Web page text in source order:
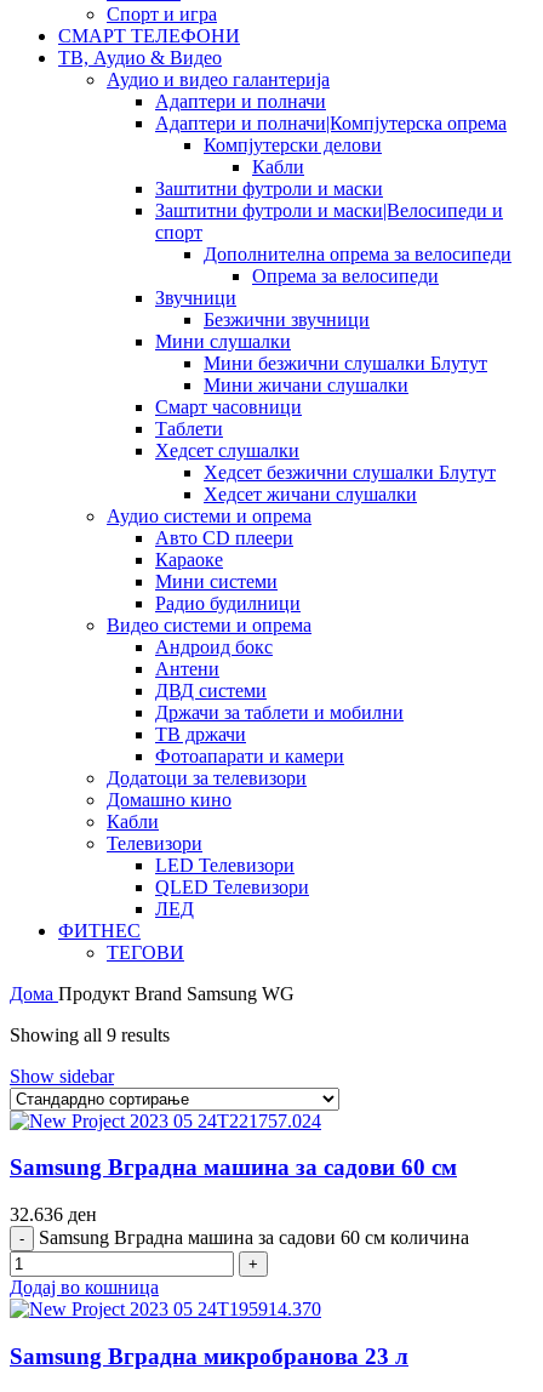
Спорт и игра
СМАРТ ТЕЛЕФОНИ
ТВ, Аудио & Видео
Аудио и видео галантерија
Адаптери и полначи
Адаптери и полначи|Компјутерска опрема
Компјутерски делови
Кабли
Заштитни футроли и маски
Заштитни футроли и маски|Велосипеди и
спорт
Дополнителна опрема за велосипеди
Опрема за велосипеди
Звучници
Безжични звучници
Мини слушалки
Мини безжични слушалки Блутут
Мини жичани слушалки
Смарт часовници
Таблети
Хедсет слушалки
Хедсет безжични слушалки Блутут
Хедсет жичани слушалки
Аудио системи и опрема
Авто CD плеери
Караоке
Мини системи
Радио будилници
Видео системи и опрема
Андроид бокс
Антени
ДВД системи
Држачи за таблети и мобилни
ТВ држачи
Фотоапарати и камери
Додатоци за телевизори
Домашно кино
Кабли
Телевизори
LED Телевизори
QLED Телевизори
ЛЕД
ФИТНЕС
ТЕГОВИ
Дома Продукт Brand Samsung WG
Showing all 9 results
Show sidebar
Samsung Вградна машина за садови 60 см
32.636 ден
Samsung Вградна машина за садови 60 см количина
Додај во кошница
Samsung Вградна микробранова 23 л